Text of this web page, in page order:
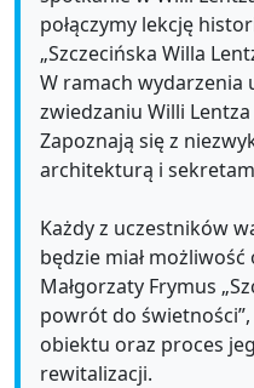
połączymy lekcję
„Szczecińska Willa
W ramach wydarzenia
zwiedzaniu Willi
Zapoznają się z
architekturą i
Każdy z uczestników
będzie miał
Małgorzaty Frymus
powrót do
obiektu oraz proces
rewitalizacji.